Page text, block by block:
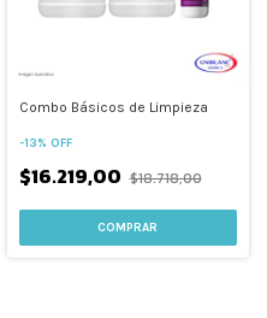
Combo Básicos de Limpieza
-13% OFF
$16.219,00 $18.718,00
COMPRAR